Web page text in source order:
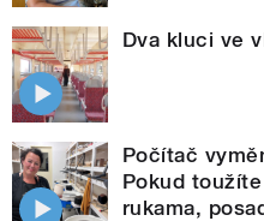
Dva kluci ve
Počítač
Pokud
rukama,